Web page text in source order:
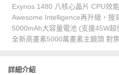
Exynos 1480 八核心晶片 CPU效
Awesome Intelligence再升級，搜
5000mAh大容量電池 (支援45W超
全新高畫素5000萬畫素主鏡頭 對
詳細介紹